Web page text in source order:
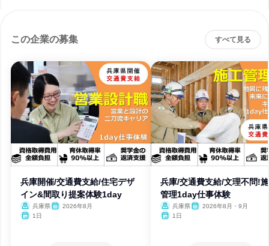
この企業の募集 すべて見る
兵庫開催/交通費支給/住宅デザ
イン&間取り提案体験1day
兵庫県
2026年8月
1日
兵庫/交通費支給/文理不問!
管理1day仕事体験
兵庫県
2026年8月・9月
1日